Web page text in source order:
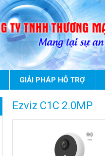
GIẢI PHÁP HỖ TRỢ
Ezviz C1C 2.0MP